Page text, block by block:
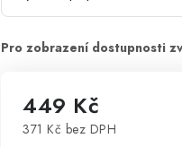
449 Kč
371 Kč bez DPH